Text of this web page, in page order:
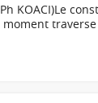
KOACI)Le